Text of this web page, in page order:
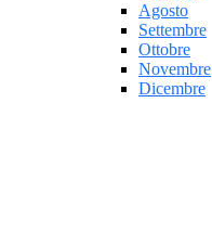
Agosto
Settembre
Ottobre
Novembre
Dicembre